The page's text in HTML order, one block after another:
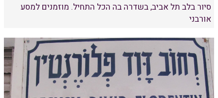
סיור בלב תל אביב, בשדרה בה הכל התחיל. מוזמנים למסע
אורבני